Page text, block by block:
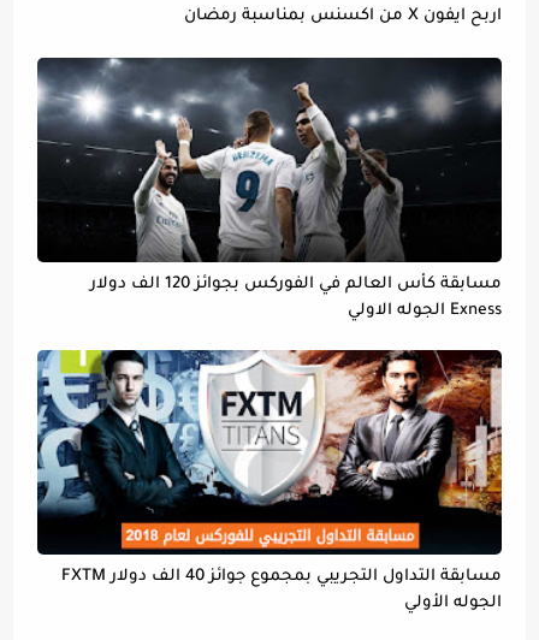
اربح ايفون X من اكسنس بمناسبة رمضان
مسابقة كأس العالم في الفوركس بجوائز 120 الف دولار
Exness الجوله الاولي
مسابقة التداول التجريبي بمجموع جوائز 40 الف دولار FXTM
الجوله الأولي